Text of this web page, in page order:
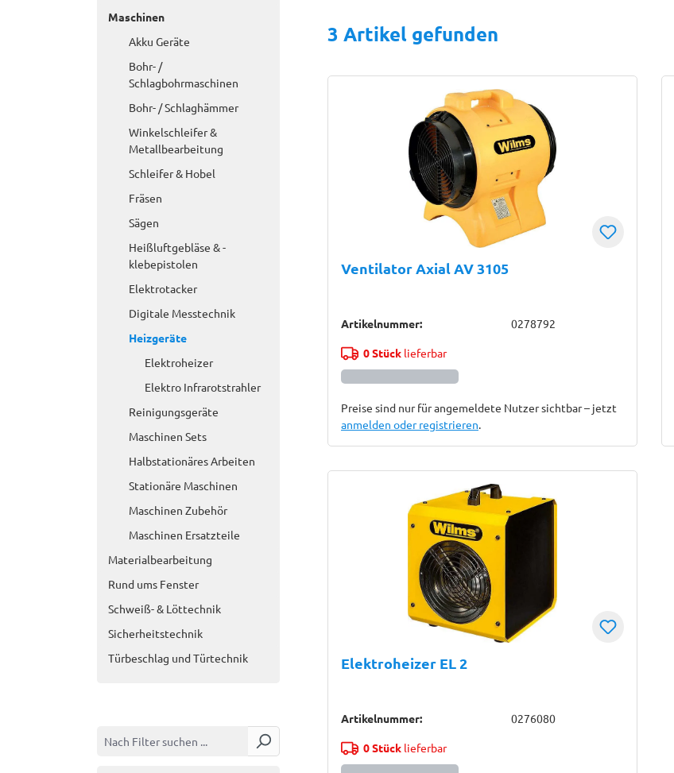
Maschinen
Akku Geräte
Bohr- /
Schlagbohrmaschinen
Bohr- / Schlaghämmer
Winkelschleifer &
Metallbearbeitung
Schleifer & Hobel
Fräsen
Sägen
Heißluftgebläse & -
klebepistolen
Elektrotacker
Digitale Messtechnik
Heizgeräte
Elektroheizer
Elektro Infrarotstrahler
Reinigungsgeräte
Maschinen Sets
Halbstationäres Arbeiten
Stationäre Maschinen
Maschinen Zubehör
Maschinen Ersatzteile
Materialbearbeitung
Rund ums Fenster
Schweiß- & Löttechnik
Sicherheitstechnik
Türbeschlag und Türtechnik
3 Artikel gefunden
Ventilator Axial AV 3105
Artikelnummer: 0278792
0 Stücklieferbar
Preise sind nur für angemeldete Nutzer sichtbar – jetzt
anmelden oder registrieren.
Elektroheizer EL 2
Artikelnummer: 0276080
0 Stücklieferbar